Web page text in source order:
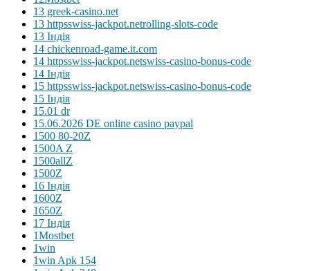
13 greek-casino.net
13 httpsswiss-jackpot.netrolling-slots-code
13 Індія
14 chickenroad-game.it.com
14 httpsswiss-jackpot.netswiss-casino-bonus-code
14 Індія
15 httpsswiss-jackpot.netswiss-casino-bonus-code
15 Індія
15.01 dr
15.06.2026 DE online casino paypal
1500 80-20Z
1500A Z
1500allZ
1500Z
16 Індія
1600Z
1650Z
17 Індія
1Mostbet
1win
1win Apk 154